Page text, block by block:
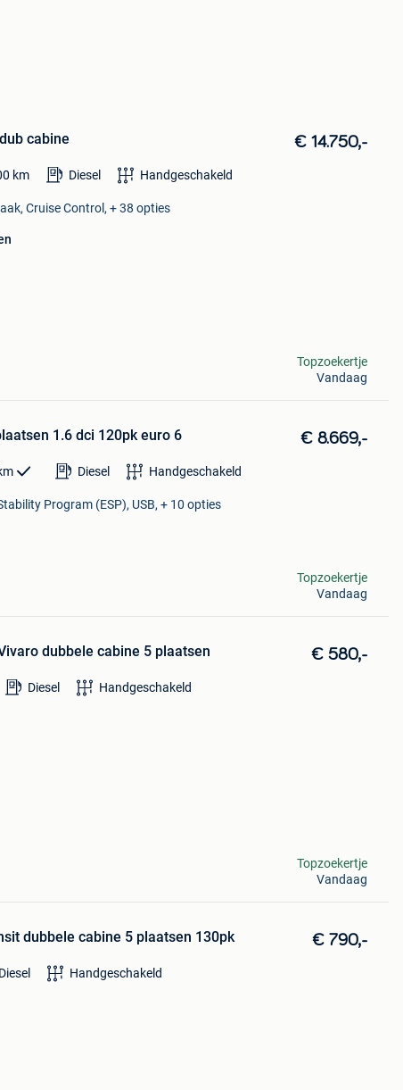
cabine € 14.750,-
km Diesel Handgeschakeld
Cruise Control, + 38 opties
Topzoekertje
Vandaag
1.6 dci 120pk euro 6 € 8.669,-
Diesel Handgeschakeld
Program (ESP), USB, + 10 opties
Topzoekertje
Vandaag
dubbele cabine 5 plaatsen € 580,-
Diesel Handgeschakeld
Topzoekertje
Vandaag
dubbele cabine 5 plaatsen 130pk € 790,-
Diesel Handgeschakeld